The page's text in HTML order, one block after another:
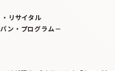
リサイタル
ン・プログラム－